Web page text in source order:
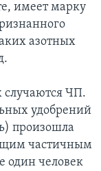
имеет марку
азотных
случаются ЧП.
удобрений
произошла
частичным
один человек